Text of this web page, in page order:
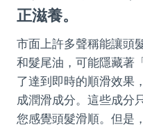
正滋養。
市面上許多聲稱能讓頭
和髮尾油，可能隱藏著
了達到即時的順滑效果
成潤滑成分。這些成分
您感覺頭髮滑順。但是